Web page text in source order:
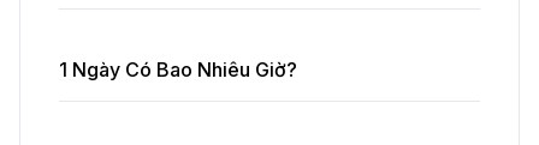
1 Ngày Có Bao Nhiêu Giờ?